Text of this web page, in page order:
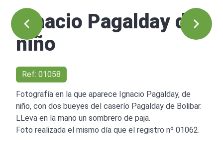
Ignacio Pagalday de
niño
Ref: 01058
Fotografía en la que aparece Ignacio Pagalday, de
niño, con dos bueyes del caserío Pagalday de Bolibar.
LLeva en la mano un sombrero de paja.
Foto realizada el mismo día que el registro nº 01062.